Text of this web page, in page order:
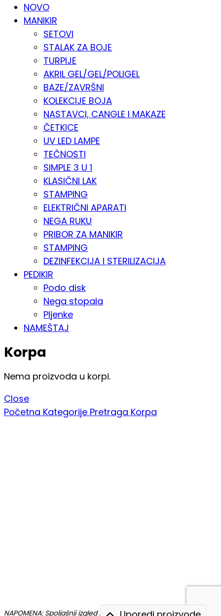
NAPOMENA: Spoljašnji izgled robe može se malo razlikovati od
NOVO
MANIKIR
SETOVI
STALAK ZA BOJE
TURPIJE
AKRIL GEL/GEL/POLIGEL
BAZE/ZAVRŠNI
KOLEKCIJE BOJA
NASTAVCI, CANGLE I MAKAZE
ČETKICE
UV LED LAMPE
TEČNOSTI
SIMPLE 3 U 1
KLASIČNI LAK
STAMPING
ELEKTRIČNI APARATI
NEGA RUKU
PRIBOR ZA MANIKIR
STAMPING
DEZINFEKCIJA I STERILIZACIJA
PEDIKIR
Podo disk
Nega stopala
Pljenke
NAMEŠTAJ
Korpa
Nema proizvoda u korpi.
Close
Početna Kategorije Pretraga Korpa